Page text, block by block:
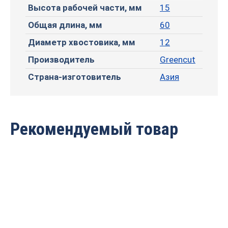
Высота рабочей части, мм
15
Общая длина, мм
60
Диаметр хвостовика, мм
12
Производитель
Greencut
Страна-изготовитель
Азия
Рекомендуемый товар